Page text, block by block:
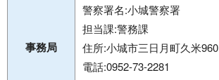
事務局
警察署名:小城警察署
担当課:警務課
住所:小城市三日月町久米960
電話:0952-73-2281